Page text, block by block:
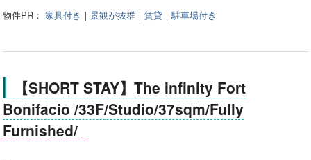
物件PR：家具付き ｜景観が抜群 ｜賃貸 ｜駐車場付き
【SHORT STAY】The Infinity Fort
Bonifacio /33F/Studio/37sqm/Fully
Furnished/